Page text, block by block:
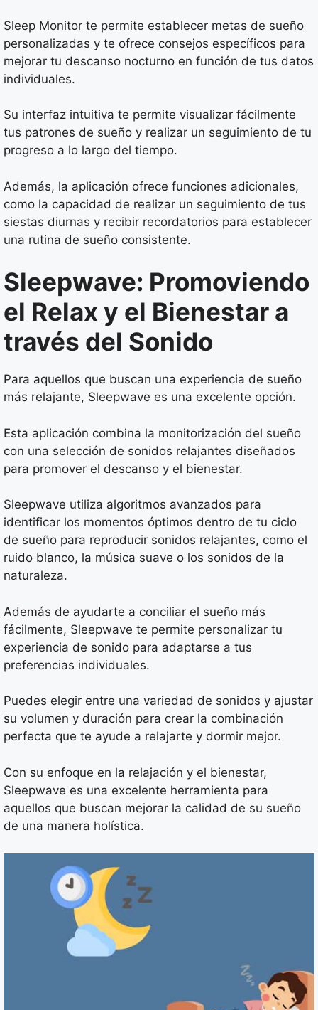
Sleep Monitor te permite establecer metas de sueño
personalizadas y te ofrece consejos específicos para
mejorar tu descanso nocturno en función de tus datos
individuales.
Su interfaz intuitiva te permite visualizar fácilmente
tus patrones de sueño y realizar un seguimiento de tu
progreso a lo largo del tiempo.
Además, la aplicación ofrece funciones adicionales,
como la capacidad de realizar un seguimiento de tus
siestas diurnas y recibir recordatorios para establecer
una rutina de sueño consistente.
Sleepwave: Promoviendo
el Relax y el Bienestar a
través del Sonido
Para aquellos que buscan una experiencia de sueño
más relajante, Sleepwave es una excelente opción.
Esta aplicación combina la monitorización del sueño
con una selección de sonidos relajantes diseñados
para promover el descanso y el bienestar.
Sleepwave utiliza algoritmos avanzados para
identificar los momentos óptimos dentro de tu ciclo
de sueño para reproducir sonidos relajantes, como el
ruido blanco, la música suave o los sonidos de la
naturaleza.
Además de ayudarte a conciliar el sueño más
fácilmente, Sleepwave te permite personalizar tu
experiencia de sonido para adaptarse a tus
preferencias individuales.
Puedes elegir entre una variedad de sonidos y ajustar
su volumen y duración para crear la combinación
perfecta que te ayude a relajarte y dormir mejor.
Con su enfoque en la relajación y el bienestar,
Sleepwave es una excelente herramienta para
aquellos que buscan mejorar la calidad de su sueño
de una manera holística.